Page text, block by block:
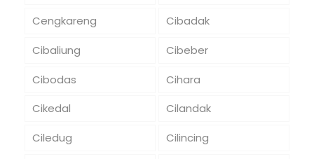
Cengkareng
Cibadak
Cibaliung
Cibeber
Cibodas
Cihara
Cikedal
Cilandak
Ciledug
Cilincing